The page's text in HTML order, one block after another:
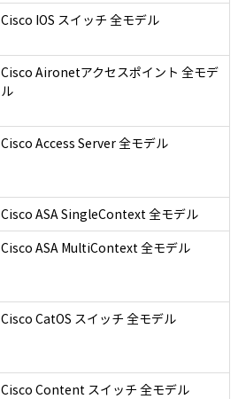
Cisco IOS スイッチ 全モデル
Cisco Aironetアクセスポイント 全モデ
ル
Cisco Access Server 全モデル
Cisco ASA SingleContext 全モデル
Cisco ASA MultiContext 全モデル
Cisco CatOS スイッチ 全モデル
Cisco Content スイッチ 全モデル